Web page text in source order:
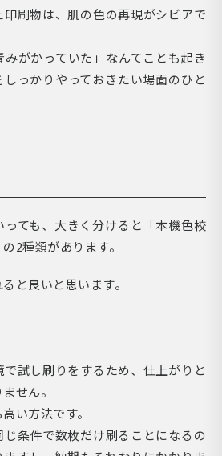
刷物は、肌の色の再現がシビアで
みがかっていた」なんてことも起き
っかりやっておきたい場面のひと
ても、大きく分けると「本機色校
2種類があります。
と良いと思います。
試し刷りをするため、仕上がりと
せん。
い方法です。
条件で数枚だけ刷ることになるの